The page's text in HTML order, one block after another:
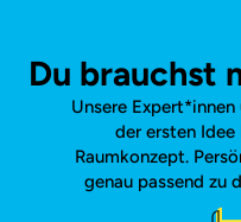
Du brauchst
Unsere
der ersten
Raumkonzept.
genau passend zu